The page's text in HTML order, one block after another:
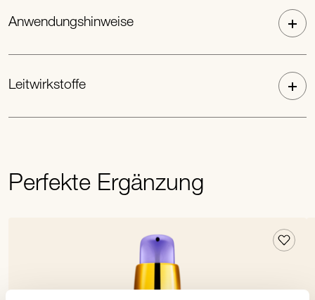
Anwendungshinweise
Leitwirkstoffe
Perfekte Ergänzung